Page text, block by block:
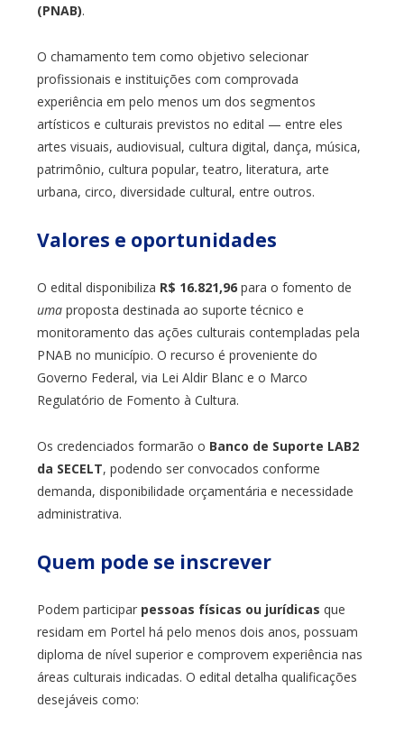
(PNAB).
O chamamento tem como objetivo selecionar
profissionais e instituições com comprovada
experiência em pelo menos um dos segmentos
artísticos e culturais previstos no edital — entre eles
artes visuais, audiovisual, cultura digital, dança, música,
patrimônio, cultura popular, teatro, literatura, arte
urbana, circo, diversidade cultural, entre outros.
Valores e oportunidades
O edital disponibiliza R$ 16.821,96para o fomento de
umaproposta destinada ao suporte técnico e
monitoramento das ações culturais contempladas pela
PNAB no município. O recurso é proveniente do
Governo Federal, via Lei Aldir Blanc e o Marco
Regulatório de Fomento à Cultura.
Os credenciados formarão o Banco de Suporte LAB2
da SECELT, podendo ser convocados conforme
demanda, disponibilidade orçamentária e necessidade
administrativa.
Quem pode se inscrever
Podem participar pessoas físicas ou jurídicas que
residam em Portel há pelo menos dois anos, possuam
diploma de nível superior e comprovem experiência nas
áreas culturais indicadas. O edital detalha qualificações
desejáveis como: